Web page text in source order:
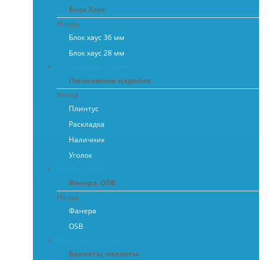
Блок Хаус
Назад
Блок хаус 36 мм
Блок хаус 28 мм
Погонажные изделия
Назад
Плинтус
Раскладка
Наличник
Уголок
Фанера, OSB
Назад
Фанера
OSB
Брикеты, пеллеты